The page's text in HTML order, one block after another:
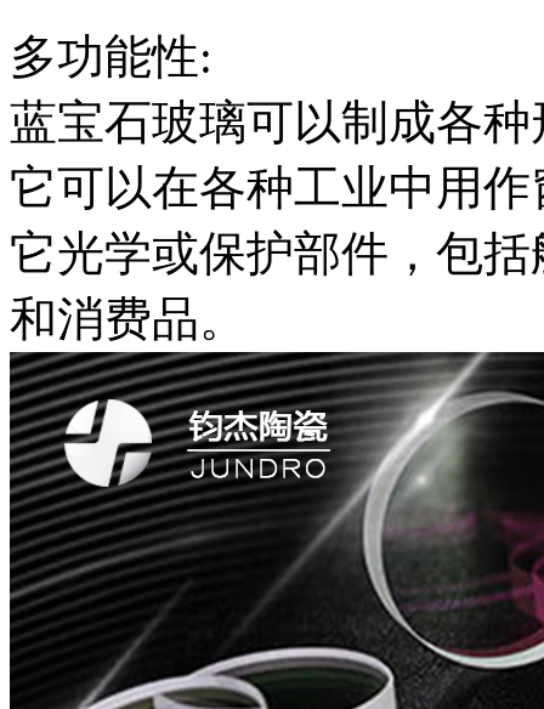
多功能性:
蓝宝石玻璃可以制成各
它可以在各种工业中用
它光学或保护部件，包
和消费品。